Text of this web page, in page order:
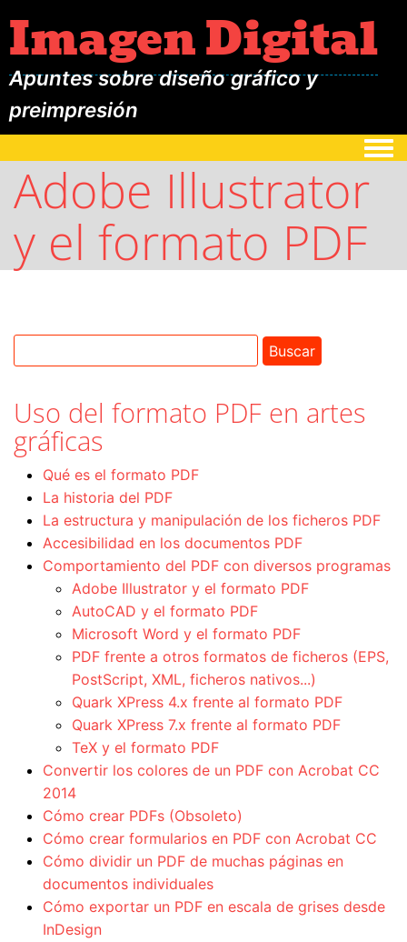
Imagen Digital
Apuntes sobre diseño gráfico y
preimpresión
Adobe Illustrator
y el formato PDF
Uso del formato PDF en artes
gráficas
Qué es el formato PDF
La historia del PDF
La estructura y manipulación de los ficheros PDF
Accesibilidad en los documentos PDF
Comportamiento del PDF con diversos programas
Adobe Illustrator y el formato PDF
AutoCAD y el formato PDF
Microsoft Word y el formato PDF
PDF frente a otros formatos de ficheros (EPS,
PostScript, XML, ficheros nativos...)
Quark XPress 4.x frente al formato PDF
Quark XPress 7.x frente al formato PDF
TeX y el formato PDF
Convertir los colores de un PDF con Acrobat CC
2014
Cómo crear PDFs (Obsoleto)
Cómo crear formularios en PDF con Acrobat CC
Cómo dividir un PDF de muchas páginas en
documentos individuales
Cómo exportar un PDF en escala de grises desde
InDesign